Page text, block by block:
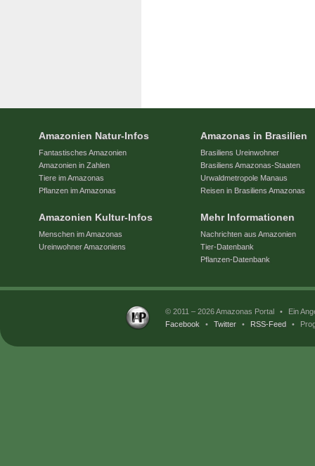
Amazonien Natur-Infos
Fantastisches Amazonien
Amazonien in Zahlen
Tiere im Amazonas
Pflanzen im Amazonas
Amazonien Kultur-Infos
Menschen im Amazonas
Ureinwohner Amazoniens
Amazonas in Brasilien
Brasiliens Ureinwohner
Brasiliens Amazonas-Staaten
Urwaldmetropole Manaus
Reisen in Brasiliens Amazonas
Mehr Informationen
Nachrichten aus Amazonien
Tier-Datenbank
Pflanzen-Datenbank
© 2011 – 2026 Amazonas Portal •
Ein
Facebook
• Twitter • RSS-Feed •